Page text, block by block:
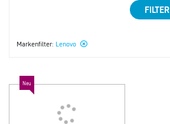
FILTER
Markenfilter: Lenovo
Neu